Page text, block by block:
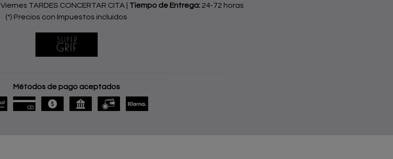
TARDES CONCERTAR CITA | Tiempo de Entrega: 24-72 horas
(*) Precios con Impuestos incluidos
Métodos de pago aceptados